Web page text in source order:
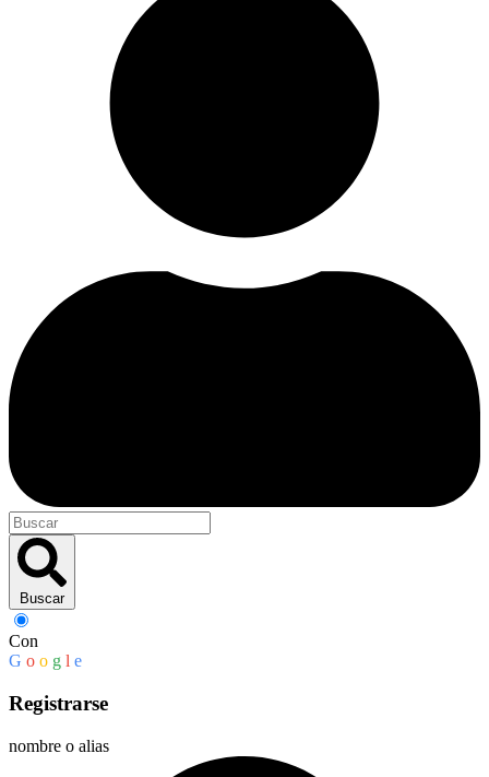
Buscar
Con
G o o g l e
Registrarse
nombre o alias